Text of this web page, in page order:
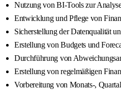
Nutzung von BI-Tools zur
Entwicklung und Pflege von
Sicherstellung der Datenqualität
Erstellung von Budgets und
Durchführung von
Erstellung von regelmäßigen
Vorbereitung von Monats-,